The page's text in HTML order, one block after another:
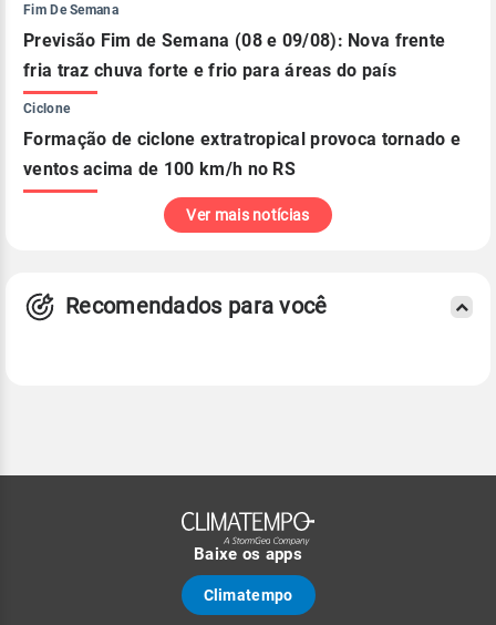
Fim De Semana
Previsão Fim de Semana (08 e 09/08): Nova frente
fria traz chuva forte e frio para áreas do país
Ciclone
Formação de ciclone extratropical provoca tornado e
ventos acima de 100 km/h no RS
Ver mais notícias
Recomendados para você
Baixe os apps
Climatempo